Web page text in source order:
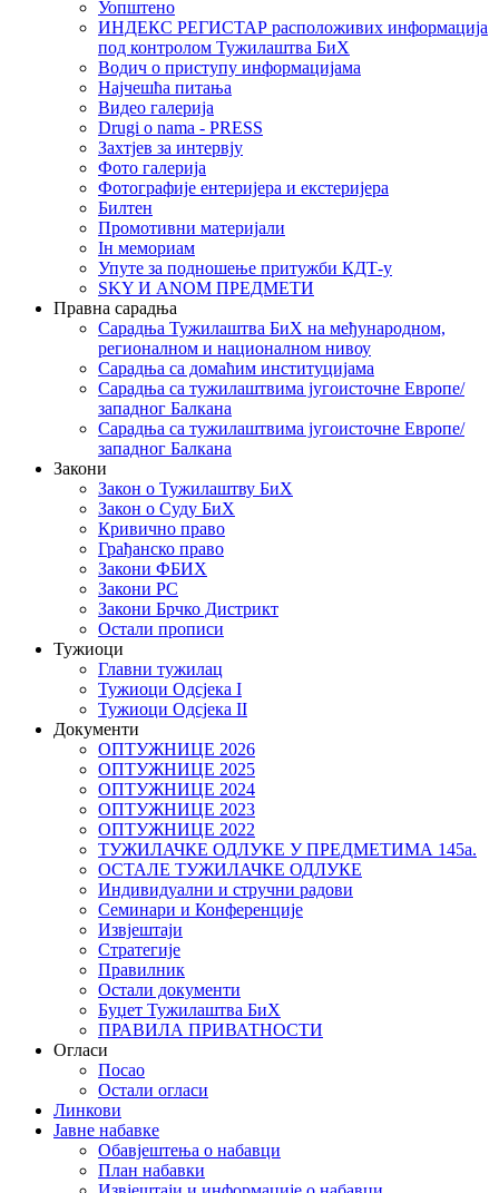
Уопштено
ИНДЕКС РЕГИСТАР расположивих информација
под контролом Тужилаштва БиХ
Водич о приступу информацијама
Најчешћа питања
Видео галерија
Drugi o nama - PRESS
Захтјев за интервју
Фото галерија
Фотографије ентеријера и екстеријера
Билтен
Промотивни материјали
Iн мемориам
Упуте за подношење притужби КДТ-у
SKY И ANOM ПРЕДМЕТИ
Правна сарадња
Сарадња Тужилаштва БиХ на међународном,
регионалном и националном нивоу
Сарадња са домаћим институцијама
Сарадња са тужилаштвима југоисточне Европе/
западног Балкана
Сарадња са тужилаштвима југоисточне Европе/
западног Балкана
Закони
Закон о Тужилаштву БиХ
Закон о Суду БиХ
Кривично право
Грађанско право
Закони ФБИХ
Закони РС
Закони Брчко Дистрикт
Остали прописи
Тужиоци
Главни тужилац
Тужиоци Oдсјекa I
Тужиоци Oдсјекa II
Документи
ОПТУЖНИЦЕ 2026
ОПТУЖНИЦЕ 2025
ОПТУЖНИЦЕ 2024
ОПТУЖНИЦЕ 2023
ОПТУЖНИЦЕ 2022
ТУЖИЛАЧКЕ ОДЛУКЕ У ПРЕДМЕТИМА 145а.
ОСТАЛЕ ТУЖИЛАЧКЕ ОДЛУКЕ
Индивидуални и стручни радови
Семинари и Конференције
Извјештаји
Стратегије
Правилник
Остали документи
Буџет Тужилаштва БиХ
ПРАВИЛА ПРИВАТНОСТИ
Огласи
Посао
Остали огласи
Линкови
Јавне набавке
Обавјештења о набавци
План набавки